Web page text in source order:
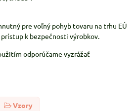
pre voľný pohyb tovaru na trhu EÚ
k bezpečnosti výrobkov.
odporúčame vyzrážať
Vzory